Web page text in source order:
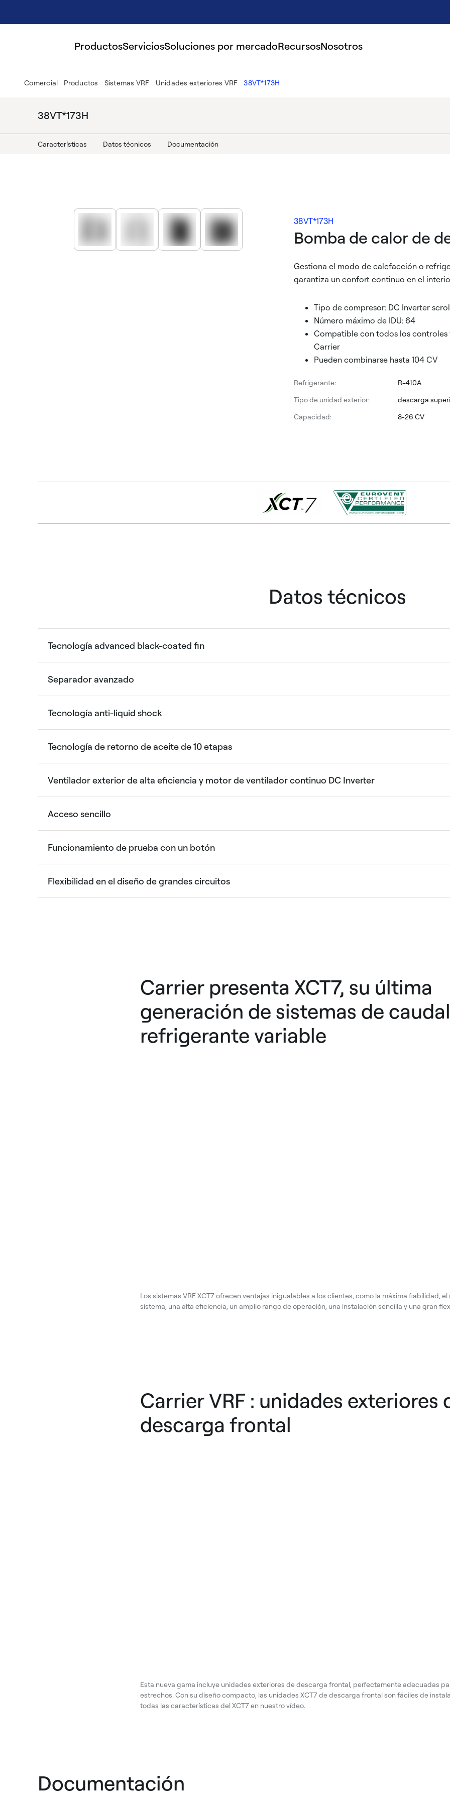
ProductosServiciosSoluciones por mercadoRecursosNosotros
Comercial Productos Sistemas VRF Unidades exteriores VRF 38VT*173H
38VT*173H
Características Datos técnicos Documentación
38VT*173H
Bomba de calor de
Gestiona el modo de calefacción o
garantiza un confort continuo en el
Tipo de compresor: DC Inverter
Número máximo de IDU: 64
Compatible con todos los controles
Carrier
Pueden combinarse hasta 104 CV
Refrigerante:
R-410A
Tipo de unidad exterior:
descarga
Capacidad:
8-26 CV
Datos técnicos
Tecnología advanced black-coated fin
Separador avanzado
Tecnología anti-liquid shock
Tecnología de retorno de aceite de 10 etapas
Ventilador exterior de alta eficiencia y motor de ventilador continuo DC Inverter
Acceso sencillo
Funcionamiento de prueba con un botón
Flexibilidad en el diseño de grandes circuitos
Carrier presenta XCT7, su última
generación de sistemas de
refrigerante variable
Los sistemas VRF XCT7 ofrecen ventajas inigualables a los clientes, como la máxima fiabilidad,
sistema, una alta eficiencia, un amplio rango de operación, una instalación sencilla y una gran
Carrier VRF : unidades exteriores
descarga frontal
Esta nueva gama incluye unidades exteriores de descarga frontal, perfectamente adecuadas
estrechos. Con su diseño compacto, las unidades XCT7 de descarga frontal son fáciles de
todas las características del XCT7 en nuestro vídeo.
Documentación